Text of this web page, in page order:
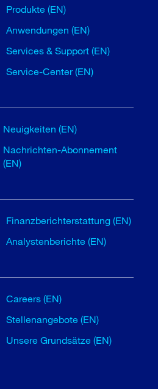
Produkte (EN)
Anwendungen (EN)
Services & Support (EN)
Service-Center (EN)
Neuigkeiten (EN)
Nachrichten-Abonnement
(EN)
Finanzberichterstattung (EN)
Analystenberichte (EN)
Careers (EN)
Stellenangebote (EN)
Unsere Grundsätze (EN)